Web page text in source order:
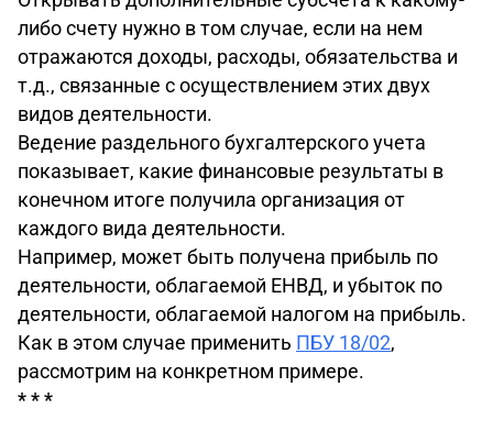
либо счету нужно в том случае, если на нем
отражаются доходы, расходы, обязательства и
т.д., связанные с осуществлением этих двух
видов деятельности.
Ведение раздельного бухгалтерского учета
показывает, какие финансовые результаты в
конечном итоге получила организация от
каждого вида деятельности.
Например, может быть получена прибыль по
деятельности, облагаемой ЕНВД, и убыток по
деятельности, облагаемой налогом на прибыль.
Как в этом случае применить ПБУ 18/02,
рассмотрим на конкретном примере.
* * *